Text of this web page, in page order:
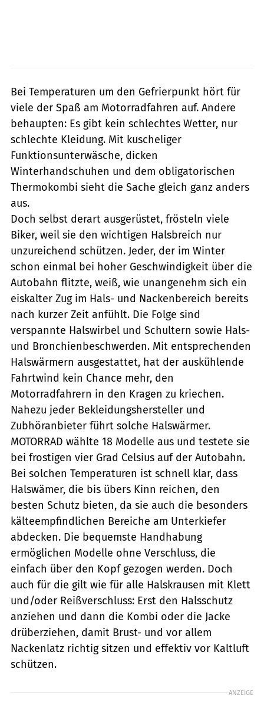
Bei Temperaturen um den Gefrierpunkt hört für
viele der Spaß am Motorradfahren auf. Andere
behaupten: Es gibt kein schlechtes Wetter, nur
schlechte Kleidung. Mit kuscheliger
Funktionsunterwäsche, dicken
Winterhandschuhen und dem obligatorischen
Thermokombi sieht die Sache gleich ganz anders
aus.
Doch selbst derart ausgerüstet, frösteln viele
Biker, weil sie den wichtigen Halsbreich nur
unzureichend schützen. Jeder, der im Winter
schon einmal bei hoher Geschwindigkeit über die
Autobahn flitzte, weiß, wie unangenehm sich ein
eiskalter Zug im Hals- und Nackenbereich bereits
nach kurzer Zeit anfühlt. Die Folge sind
verspannte Halswirbel und Schultern sowie Hals-
und Bronchienbeschwerden. Mit entsprechenden
Halswärmern ausgestattet, hat der auskühlende
Fahrtwind kein Chance mehr, den
Motorradfahrern in den Kragen zu kriechen.
Nahezu jeder Bekleidungshersteller und
Zubhöranbieter führt solche Halswärmer.
MOTORRAD wählte 18 Modelle aus und testete sie
bei frostigen vier Grad Celsius auf der Autobahn.
Bei solchen Temperaturen ist schnell klar, dass
Halswämer, die bis übers Kinn reichen, den
besten Schutz bieten, da sie auch die besonders
kälteempfindlichen Bereiche am Unterkiefer
abdecken. Die bequemste Handhabung
ermöglichen Modelle ohne Verschluss, die
einfach über den Kopf gezogen werden. Doch
auch für die gilt wie für alle Halskrausen mit Klett
und/oder Reißverschluss: Erst den Halsschutz
anziehen und dann die Kombi oder die Jacke
drüberziehen, damit Brust- und vor allem
Nackenlatz richtig sitzen und effektiv vor Kaltluft
schützen.
ANZEIGE